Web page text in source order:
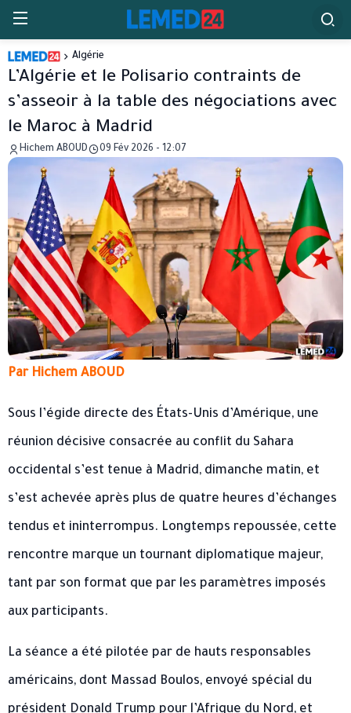
Algérie
L’Algérie et le Polisario contraints de
s’asseoir à la table des négociations avec
le Maroc à Madrid
Hichem ABOUD 09 Fév 2026 - 12:07
Par Hichem ABOUD
Sous l’égide directe des États-Unis d’Amérique, une
réunion décisive consacrée au conflit du Sahara
occidental s’est tenue à Madrid, dimanche matin, et
s’est achevée après plus de quatre heures d’échanges
tendus et ininterrompus. Longtemps repoussée, cette
rencontre marque un tournant diplomatique majeur,
tant par son format que par les paramètres imposés
aux participants.
La séance a été pilotée par de hauts responsables
américains, dont Massad Boulos, envoyé spécial du
président Donald Trump pour l’Afrique du Nord, et